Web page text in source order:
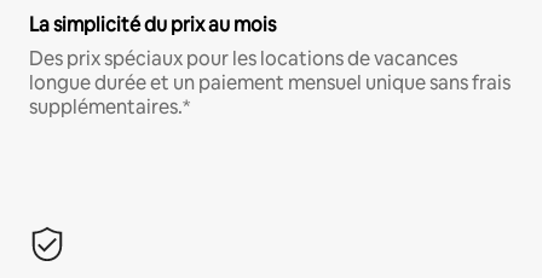
La simplicité du prix au mois
Des prix spéciaux pour les locations de vacances
longue durée et un paiement mensuel unique sans frais
supplémentaires.*